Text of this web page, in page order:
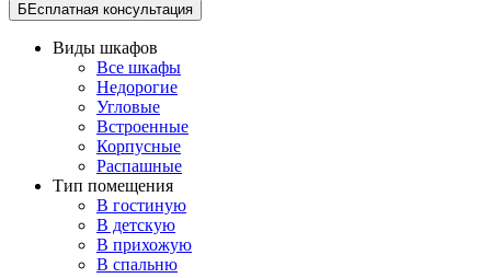
БЕсплатная консультация
Виды шкафов
Все шкафы
Недорогие
Угловые
Встроенные
Корпусные
Распашные
Тип помещения
В гостиную
В детскую
В прихожую
В спальню